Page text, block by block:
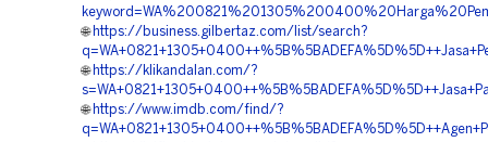
🌐 https://business.gilbertaz.com/list/search?
🌐 https://klikandalan.com/?
🌐 https://www.imdb.com/find/?